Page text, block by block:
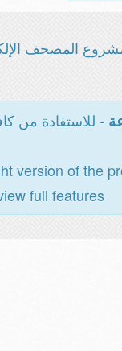
المصحف
- للاستفادة من
version of the
full features